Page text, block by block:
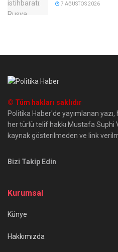
7 AĞUSTOS 2026
© Tüm hakları saklıdır
Politika Haber'de yayımlanan
her türlü telif hakkı Mustafa Suphi
kaynak gösterilmeden ve link
Bizi Takip Edin
Kurumsal
Künye
Hakkımızda